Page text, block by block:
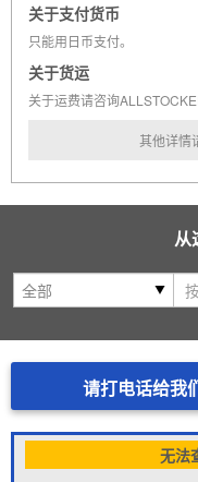
关于支付货币
只能用日币支付。
关于货运
关于运费请咨询
其他详情
从
请打电话给我
无法